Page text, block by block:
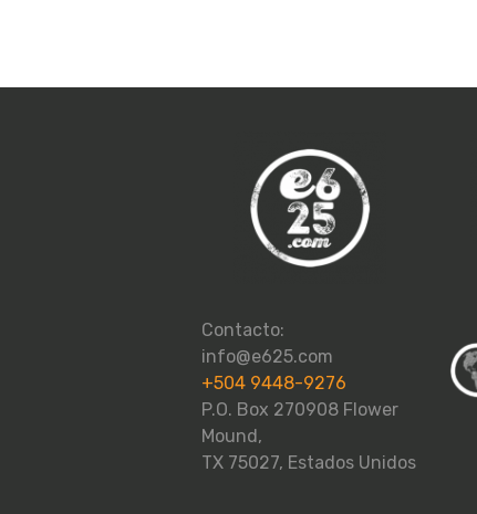
Contacto:
info@e625.com
+504 9448-9276
P.O. Box 270908 Flower
Mound,
TX 75027, Estados Unidos